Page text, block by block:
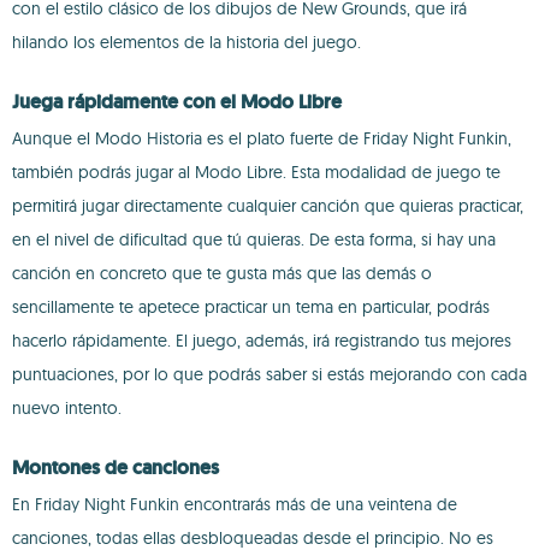
con el estilo clásico de los dibujos de New Grounds, que irá
hilando los elementos de la historia del juego.
Juega rápidamente con el Modo Libre
Aunque el Modo Historia es el plato fuerte de Friday Night Funkin,
también podrás jugar al Modo Libre. Esta modalidad de juego te
permitirá jugar directamente cualquier canción que quieras practicar,
en el nivel de dificultad que tú quieras. De esta forma, si hay una
canción en concreto que te gusta más que las demás o
sencillamente te apetece practicar un tema en particular, podrás
hacerlo rápidamente. El juego, además, irá registrando tus mejores
puntuaciones, por lo que podrás saber si estás mejorando con cada
nuevo intento.
Montones de canciones
En Friday Night Funkin encontrarás más de una veintena de
canciones, todas ellas desbloqueadas desde el principio. No es